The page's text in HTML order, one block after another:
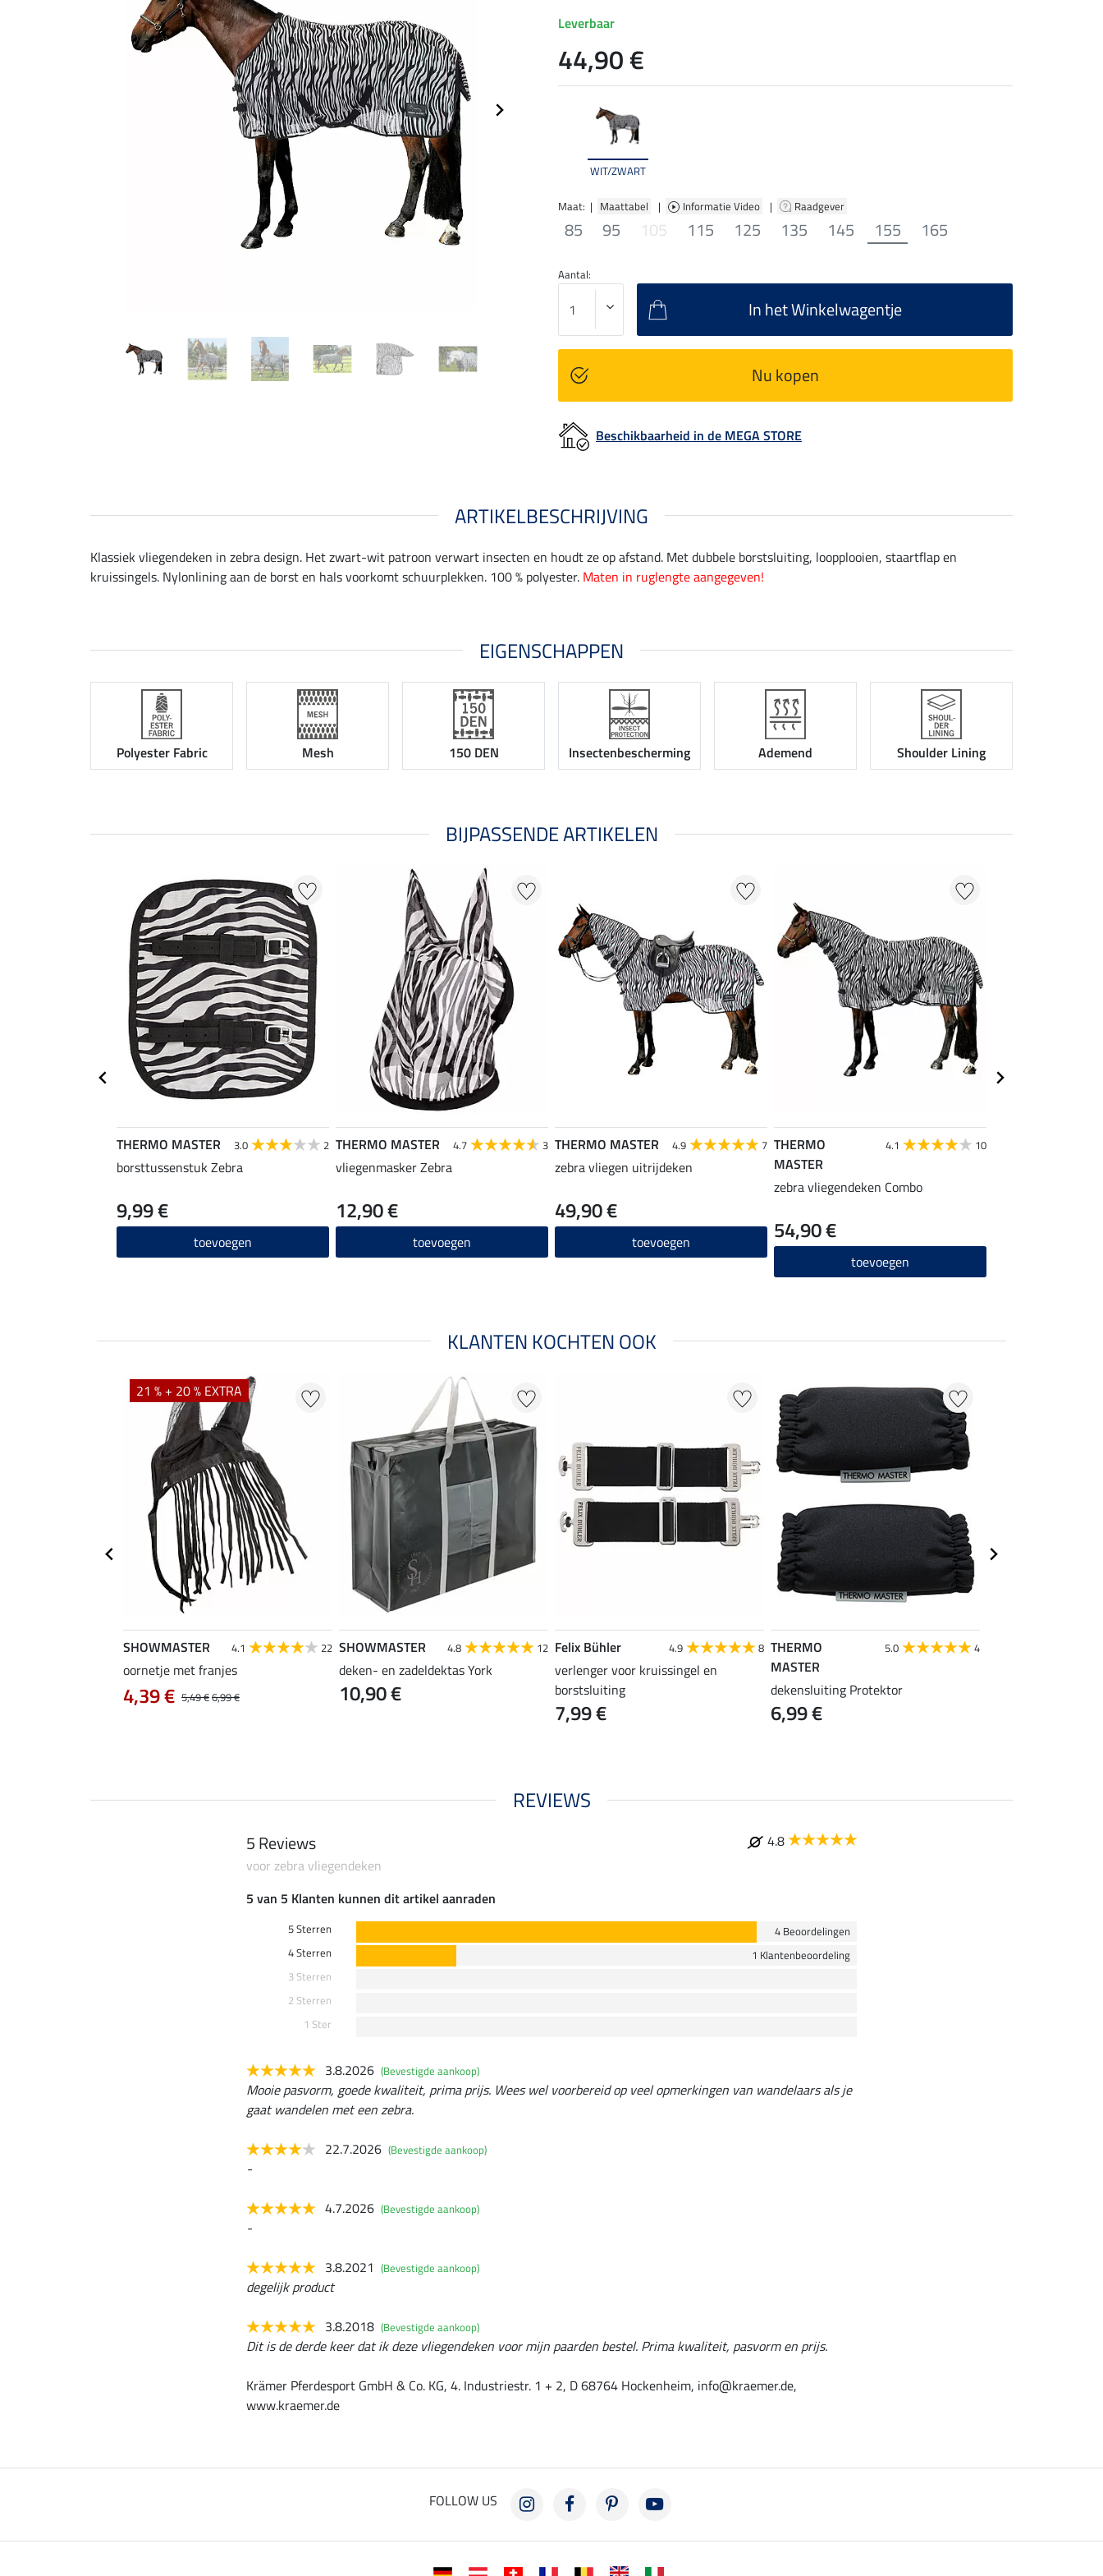
WIT/ZWART
Maat: | Maattabel | Informatie Video | Raadgever
85 95 105 115 125 135 145 155 165
Leverbaar
44,90 €
Aantal:
In het Winkelwagentje
Nu kopen
Beschikbaarheid in de MEGA STORE
ARTIKELBESCHRIJVING
Klassiek vliegendeken in zebra design. Het zwart-wit patroon verwart insecten en houdt ze op afstand. Met dubbele borstsluiting, loopplooien, staartflap en
kruissingels. Nylonlining aan de borst en hals voorkomt schuurplekken. 100 % polyester. Maten in ruglengte aangegeven!
EIGENSCHAPPEN
Polyester Fabric Mesh 150 DEN Insectenbescherming Ademend Shoulder Lining
BIJPASSENDE ARTIKELEN
THERMO MASTER 3.0 2
borsttussenstuk Zebra
9,99 €
toevoegen
THERMO MASTER 4.7 3
vliegenmasker Zebra
12,90 €
toevoegen
THERMO MASTER 4.9 7
zebra vliegen uitrijdeken
49,90 €
toevoegen
THERMO
MASTER
4.1 10
zebra vliegendeken Combo
54,90 €
toevoegen
KLANTEN KOCHTEN OOK
21 % + 20 % EXTRA
SHOWMASTER 4.1 22
oornetje met franjes
5,49 €6,99 €
4,39 €
SHOWMASTER 4.8 12
deken- en zadeldektas York
10,90 €
Felix Bühler 4.9 8
verlenger voor kruissingel en
borstsluiting
7,99 €
THERMO
MASTER
5.0 4
dekensluiting Protektor
6,99 €
REVIEWS
5 Reviews
4.8
voor zebra vliegendeken
5 van 5 Klanten kunnen dit artikel aanraden
5 Sterren
4 Beoordelingen
4 Sterren
1 Klantenbeoordeling
3 Sterren
2 Sterren
1 Ster
3.8.2026 (Bevestigde aankoop)
Mooie pasvorm, goede kwaliteit, prima prijs. Wees wel voorbereid op veel opmerkingen van wandelaars als je
gaat wandelen met een zebra.
22.7.2026 (Bevestigde aankoop)
-
4.7.2026 (Bevestigde aankoop)
-
3.8.2021 (Bevestigde aankoop)
degelijk product
3.8.2018 (Bevestigde aankoop)
Dit is de derde keer dat ik deze vliegendeken voor mijn paarden bestel. Prima kwaliteit, pasvorm en prijs.
Krämer Pferdesport GmbH & Co. KG, 4. Industriestr. 1 + 2, D 68764 Hockenheim, info@kraemer.de,
www.kraemer.de
FOLLOW US